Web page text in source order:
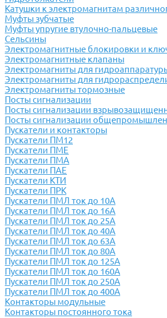
Катушки к электромагнитам
Муфты зубчатые
Муфты упругие втулочно-пальцевые
Сельсины
Электромагнитные блокировки и
Электромагнитные клапаны
Электромагниты для
Электромагниты для
Электромагниты тормозные
Посты сигнализации
Посты сигнализации
Посты сигнализации
Пускатели и контакторы
Пускатели ПМ12
Пускатели ПМЕ
Пускатели ПМА
Пускатели ПАЕ
Пускатели КТИ
Пускатели ПРК
Пускатели ПМЛ ток до 10А
Пускатели ПМЛ ток до 16А
Пускатели ПМЛ ток до 25А
Пускатели ПМЛ ток до 40А
Пускатели ПМЛ ток до 63А
Пускатели ПМЛ ток до 80А
Пускатели ПМЛ ток до 125А
Пускатели ПМЛ ток до 160А
Пускатели ПМЛ ток до 250А
Пускатели ПМЛ ток до 400А
Контакторы модульные
Контакторы постоянного тока